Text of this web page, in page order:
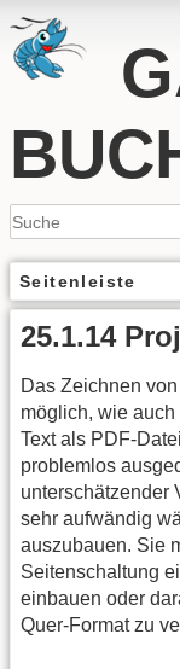
Seitenleiste
25.1.14
Das Zeichnen
möglich, wie
Text als PDF-
problemlos
unterschätzender
sehr aufwändig
auszubauen. Sie
Seitenschaltung
einbauen oder
Quer-Format zu